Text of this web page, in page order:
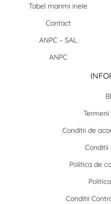
Tabel marimi inele
Contact
ANPC – SAL
ANPC
Termeni
Conditii de
Conditii
Politica de
Conditii